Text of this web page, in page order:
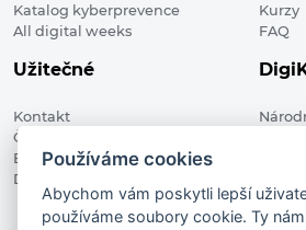
Katalog kyberprevence
All digital weeks
Kurzy
FAQ
Užitečné
Kontakt
Členské organizace
Blog
Digitalizace ve vzdělávání
Používáme cookies
Abychom vám poskytli lepší
používáme soubory cookie. Ty